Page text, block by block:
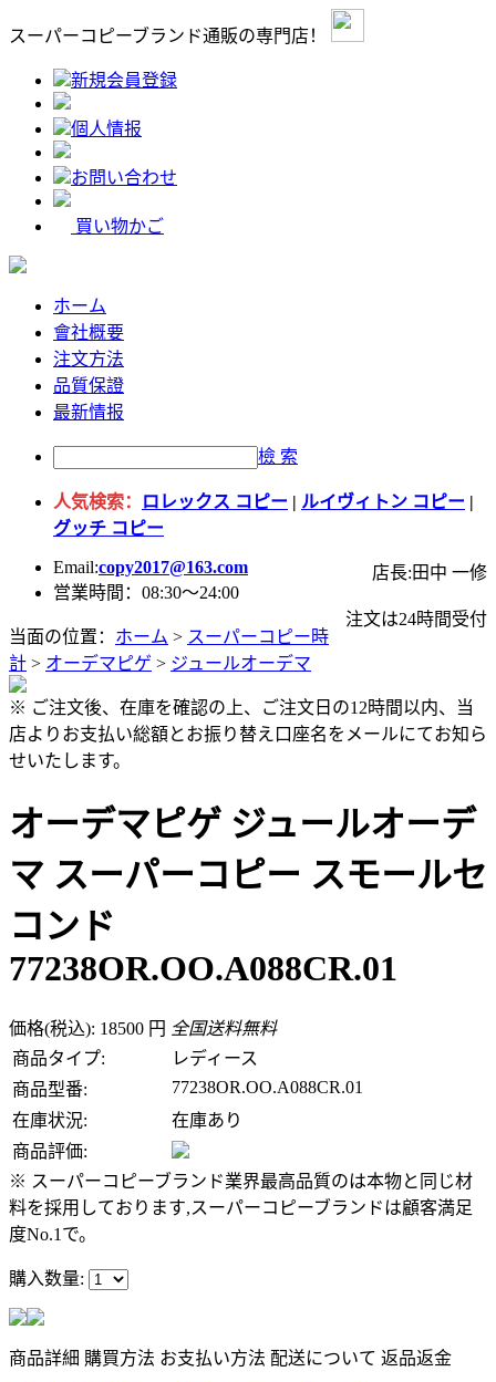
スーパーコピーブランド通販の専門店！
新規会員登録
個人情报
お問い合わせ
買い物かご
ホーム
會社概要
注文方法
品質保證
最新情报
檢 索
人気検索： ロレックス コピー | ルイヴィトン コピー |
グッチ コピー
Email:copy2017@163.com
店長:田中 一修
営業時間：08:30～24:00
注文は24時間受付
当面の位置： ホーム > スーパーコピー時
計 > オーデマピゲ > ジュールオーデマ
※ ご注文後、在庫を確認の上、ご注文日の12時間以内、当
店よりお支払い総額とお振り替え口座名をメールにてお知ら
せいたします。
オーデマピゲ ジュールオーデ
マ スーパーコピー スモールセ
コンド
77238OR.OO.A088CR.01
価格(税込): 18500 円 全国送料無料
商品タイプ:
レディース
商品型番:
77238OR.OO.A088CR.01
在庫状況:
在庫あり
商品評価:
※ スーパーコピーブランド業界最高品質のは本物と同じ材
料を採用しております,スーパーコピーブランドは顧客満足
度No.1で。
購入数量:
商品詳細 購買方法 お支払い方法 配送について 返品返金